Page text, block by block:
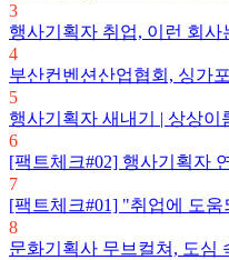
3
행사기획자 취업, 이런 회사
4
부산컨벤션산업협회, 싱가
5
행사기획자 새내기 | 상상이
6
[팩트체크#02] 행사기획자
7
[팩트체크#01] "취업에 도움
8
문화기획사 무브컬쳐, 도심